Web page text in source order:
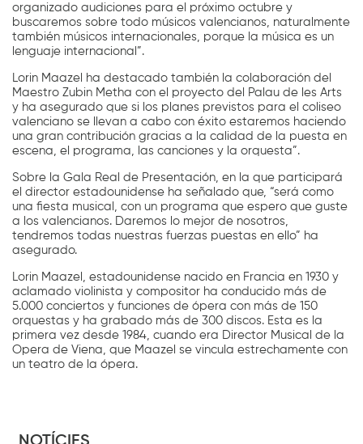
organizado audiciones para el próximo octubre y
buscaremos sobre todo músicos valencianos, naturalmente
también músicos internacionales, porque la música es un
lenguaje internacional”.
Lorin Maazel ha destacado también la colaboración del
Maestro Zubin Metha con el proyecto del Palau de les Arts
y ha asegurado que si los planes previstos para el coliseo
valenciano se llevan a cabo con éxito estaremos haciendo
una gran contribución gracias a la calidad de la puesta en
escena, el programa, las canciones y la orquesta”.
Sobre la Gala Real de Presentación, en la que participará
el director estadounidense ha señalado que, “será como
una fiesta musical, con un programa que espero que guste
a los valencianos. Daremos lo mejor de nosotros,
tendremos todas nuestras fuerzas puestas en ello” ha
asegurado.
Lorin Maazel, estadounidense nacido en Francia en 1930 y
aclamado violinista y compositor ha conducido más de
5.000 conciertos y funciones de ópera con más de 150
orquestas y ha grabado más de 300 discos. Esta es la
primera vez desde 1984, cuando era Director Musical de la
Opera de Viena, que Maazel se vincula estrechamente con
un teatro de la ópera.